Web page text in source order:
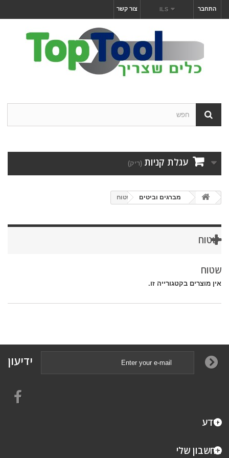
התחבר ILS צור קשר
עגלת קניות (ריק)
מברגים וביטים שטוח
שטוח
שטוח
אין מוצרים בקטגורייה זו.
ידיעון
מידע
החשבון שלי